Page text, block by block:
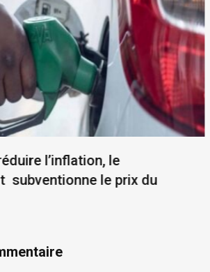
l’inflation, le
subventionne le prix du